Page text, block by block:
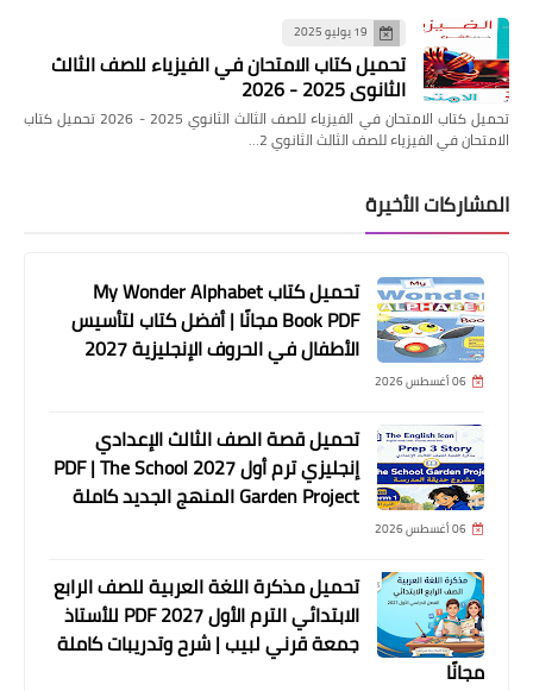
19 يوليو 2025
تحميل كتاب الامتحان في الفيزياء للصف الثالث
الثانوي 2025 - 2026
تحميل كتاب الامتحان في الفيزياء للصف الثالث الثانوي 2025 - 2026 تحميل كتاب
الامتحان في الفيزياء للصف الثالث الثانوي 2…
المشاركات الأخيرة
تحميل كتاب My Wonder Alphabet
Book PDF مجانًا | أفضل كتاب لتأسيس
الأطفال في الحروف الإنجليزية 2027
06 أغسطس 2026
تحميل قصة الصف الثالث الإعدادي
إنجليزي ترم أول 2027 PDF | The School
Garden Project المنهج الجديد كاملة
06 أغسطس 2026
تحميل مذكرة اللغة العربية للصف الرابع
الابتدائي الترم الأول 2027 PDF للأستاذ
جمعة قرني لبيب | شرح وتدريبات كاملة
مجانًا